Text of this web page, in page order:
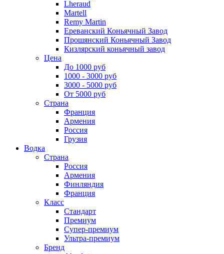
Lheraud
Martell
Remy Martin
Ереванский Коньячный Завод
Прошянский Коньячный Завод
Кизлярский коньячный завод
Цена
До 1000 руб
1000 - 3000 руб
3000 - 5000 руб
От 5000 руб
Страна
Франция
Армения
Россия
Грузия
Водка
Страна
Россия
Армения
Финляндия
Франция
Класс
Стандарт
Премиум
Супер-премиум
Ультра-премиум
Бренд